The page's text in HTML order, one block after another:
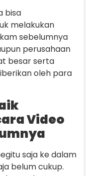
bisa
melakukan
sebelumnya
perusahaan
besar serta
oleh para
Video
saja ke dalam
belum cukup.